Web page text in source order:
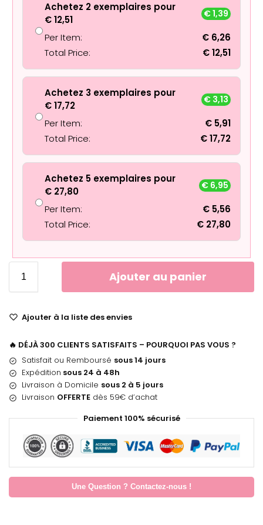
Achetez 2 exemplaires pour
€12,51
€1,39
Per Item: € 6,26
Total Price:
€12,51
Achetez 3 exemplaires pour
€17,72
€ 3,13
Per Item: € 5,91
Total Price:
€17,72
Achetez 5 exemplaires pour
€ 27,80
€ 6,95
Per Item: € 5,56
Total Price:
€ 27,80
Ajouter au panier
Ajouter à la liste des envies
🔥 DÉJÀ 300 CLIENTS SATISFAITS – POURQUOI PAS VOUS ?
Satisfait ou Remboursé sous 14 jours
Expédition sous 24 à 48h
Livraison à Domicile sous 2 à 5 jours
Livraison OFFERTE dès 59€ d’achat
Paiement 100% sécurisé
Une Question ? Contactez-nous !